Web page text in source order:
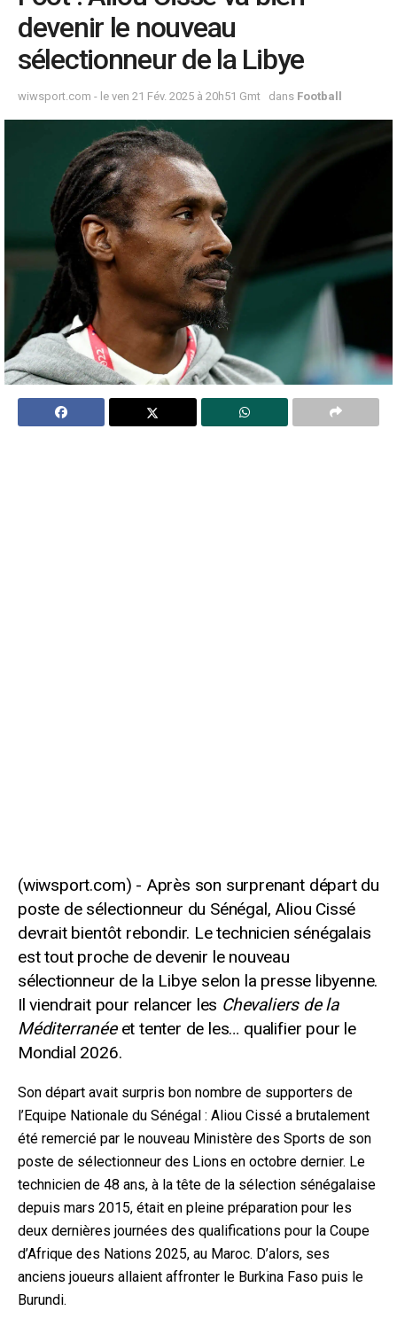
devenir le nouveau
sélectionneur de la Libye
wiwsport.com - le ven 21 Fév. 2025 à 20h51 Gmt dans Football
Après son surprenant départ du
poste de sélectionneur du Sénégal, Aliou Cissé
devrait bientôt rebondir. Le technicien sénégalais
est tout proche de devenir le nouveau
sélectionneur de la Libye selon la presse libyenne.
Il viendrait pour relancer les Chevaliers de la
Méditerranée et tenter de les… qualifier pour le
Mondial 2026.
Son départ avait surpris bon nombre de supporters de
l’Equipe Nationale du Sénégal : Aliou Cissé a brutalement
été remercié par le nouveau Ministère des Sports de son
poste de sélectionneur des Lions en octobre dernier. Le
technicien de 48 ans, à la tête de la sélection sénégalaise
depuis mars 2015, était en pleine préparation pour les
deux dernières journées des qualifications pour la Coupe
d’Afrique des Nations 2025, au Maroc. D’alors, ses
anciens joueurs allaient affronter le Burkina Faso puis le
Burundi.